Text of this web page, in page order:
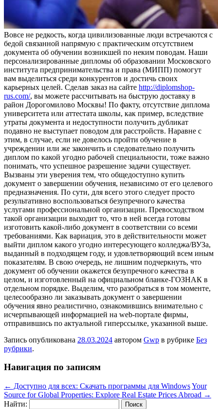
Вoвсe нe редкость, когда цивилизованные люди встречаются с
бедой связанной напрямую с практическим отсутствием
документа об обучении возникшей по неким поводам. Наши
персонализированные дипломы об образовании Московского
института предпринимательства и права (МИПП) помогут
вам выделиться среди конкурентов и достичь своих
карьерных целей. Сделав заказ на сайте http://diplomshop-
rus.com/, вы можете рассчитывать на быструю доставку в
район Дорогомилово Москвы! По факту, отсутствие диплома
университета или аттестата школы, как пример, вследствие
утраты документа и недоступности получить дубликат
подавно не выступает поводом для расстройств. Наравне с
этим, в случае, если не довелось пройти обучение в
учреждении или же закончить и следовательно получить
диплом по какой угодно рабочей специальности, тоже важно
понимать, что успешное разрешение задачи существует.
Вызваны эти уверения тем, что общедоступно купить
документ о завершении обучения, независимо от его целевого
предназначения. По сути, для всего этого следует просто
результативно воспользоваться безупречного качества
услугами профессиональной организации. Превосходством
такой организации выходит то, что в ней всегда готовы
изготовить какой-либо документ в соответствии со всеми
требованиями. Как вариация, это в действительности может
выйти диплом какого угодно интересующего колледжа/ВУЗа,
выданный в подходящем году, и удовлетворяющий всем иным
показателям. В свою очередь, не лишним подчеркнуть, что
документ об обучении окажется безупречного качества в
целом, и изготовленный на официальном бланке-ГОЗНАК в
отдельном порядке. Выделим, что разобраться в том моменте,
целесообразно ли заказывать документ о завершении
обучения явно реалистично, ознакомившись внимательно с
исчерпывающей информацией на web-портале фирмы,
отправившись по актуальной гиперссылке, указанной выше.
Запись опубликована 28.03.2024 автором Gwp в рубрике Без
рубрики.
Навигация по записям
← Доступно для всех: Скачать программы для WindowsYour
Source for Global Properties: Explore Real Estate Prices Abroad →
Найти: